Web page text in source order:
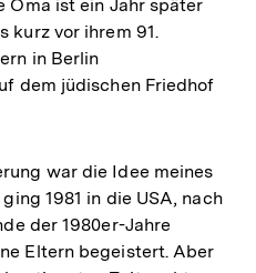
Oma ist ein Jahr später
kurz vor ihrem 91.
in Berlin
dem jüdischen Friedhof
war die Idee meines
1981 in die USA, nach
der 1980er-Jahre
Eltern begeistert. Aber